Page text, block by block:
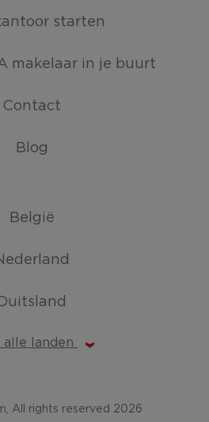
starten
makelaar in je buurt
Contact
Blog
België
Duitsland
alle landen
All rights reserved 2026